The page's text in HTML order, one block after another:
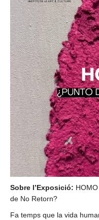
Sobre l’Exposició:
de No Retorn?
Fa temps que la vida